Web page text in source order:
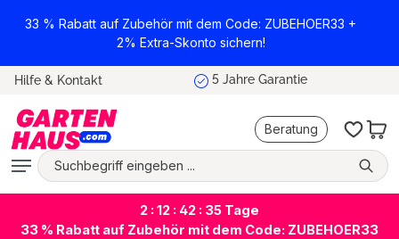
springen
33 % Rabatt auf Zubehör mit dem Code: ZUBEHOER33 +
2% Extra-Skonto sichern!
Hilfe & Kontakt 5 Jahre Garantie
Beratung
2 : 12 : 42 : 35 Tage
33 % Rabatt auf Zubehör mit dem Code: ZUBEHOER33